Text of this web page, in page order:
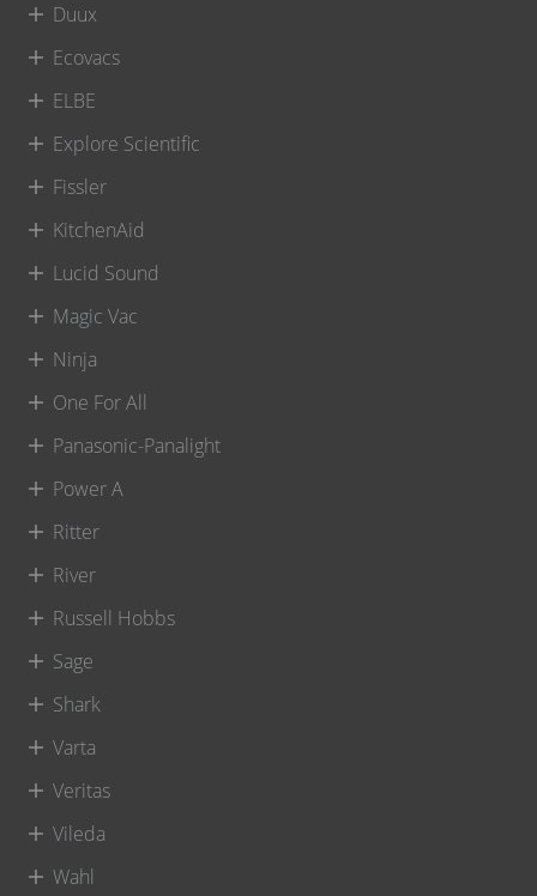
Duux
Ecovacs
ELBE
Explore Scientific
Fissler
KitchenAid
Lucid Sound
Magic Vac
Ninja
One For All
Panasonic-Panalight
Power A
Ritter
River
Russell Hobbs
Sage
Shark
Varta
Veritas
Vileda
Wahl